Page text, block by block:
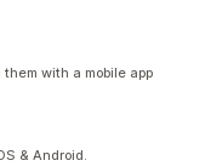
with a mobile app
& Android.